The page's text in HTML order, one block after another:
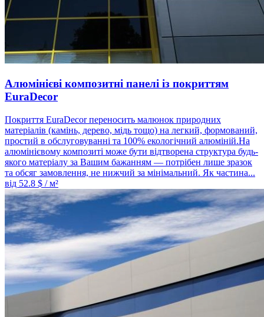
Алюмінієві композитні панелі із покриттям
EuraDecor
Покриття EuraDecor переносить малюнок природних
матеріалів (камінь, дерево, мідь тощо) на легкий, формований,
простий в обслуговуванні та 100% екологічний алюміній.На
алюмінієвому композиті може бути відтворена структура будь-
якого матеріалу за Вашим бажанням — потрібен лише зразок
та обсяг замовлення, не нижчий за мінімальний. Як частина...
від 52.8 $ / м²